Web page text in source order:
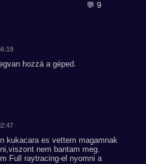
💬 9
hozzá a géped.
kukacara es vettem magamnak
nem bantam meg.
Full raytracing-el nyomni a